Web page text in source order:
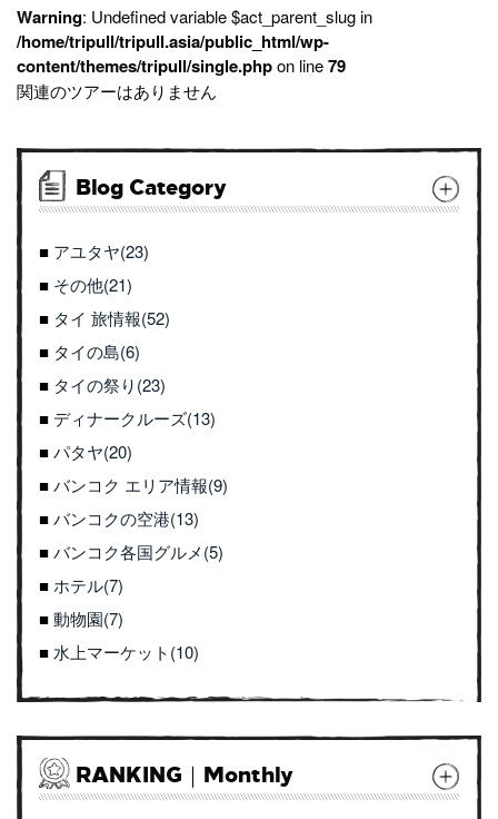
Warning: Undefined variable $act_parent_slug in
/home/tripull/tripull.asia/public_html/wp-
content/themes/tripull/single.phpon line79
関連のツアーはありません
Blog Category
アユタヤ(23)
その他(21)
タイ 旅情報(52)
タイの島(6)
タイの祭り(23)
ディナークルーズ(13)
パタヤ(20)
バンコク エリア情報(9)
バンコクの空港(13)
バンコク各国グルメ(5)
ホテル(7)
動物園(7)
水上マーケット(10)
RANKING｜Monthly